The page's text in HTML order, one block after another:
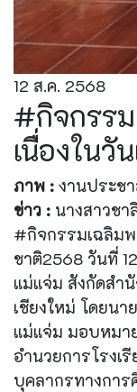
12 ส.ค. 2568
#กิจกรรม
เนื่องในวั
ภาพ : งานประช
ข่าว : นางสาวชา
#กิจกรรมเฉลิมพ
ชาติ2568 วันที่
แม่แจ่ม สังกัดสำ
เชียงใหม่ โดยน
แม่แจ่ม มอบหมา
อำนวยการโรงเ
บุคลากรทางกา